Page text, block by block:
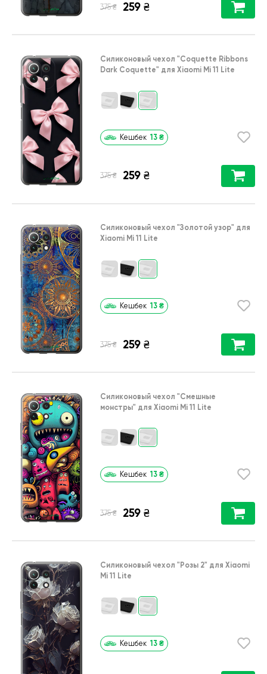
375 ₴ 259 ₴
Силиконовый чехол "Coquette Ribbons
Dark Coquette" для Xiaomi Mi 11 Lite
Кешбек 13 ₴
375 ₴ 259 ₴
Силиконовый чехол "Золотой узор" для
Xiaomi Mi 11 Lite
Кешбек 13 ₴
375 ₴ 259 ₴
Силиконовый чехол "Cмешные
монстры" для Xiaomi Mi 11 Lite
Кешбек 13 ₴
375 ₴ 259 ₴
Силиконовый чехол "Розы 2" для Xiaomi
Mi 11 Lite
Кешбек 13 ₴